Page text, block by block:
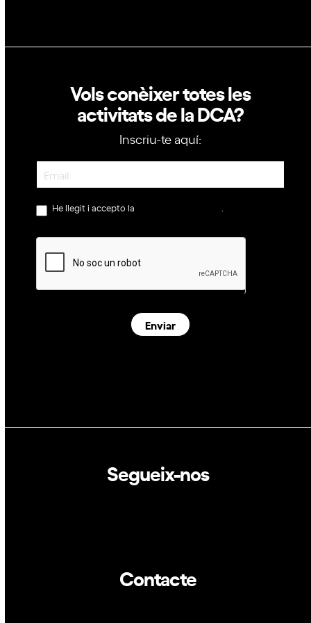
Vols conèixer totes les
activitats de la DCA?
Inscriu-te aquí:
Newsletter
He llegit i accepto la
Enviar
Segueix-nos
Contacte